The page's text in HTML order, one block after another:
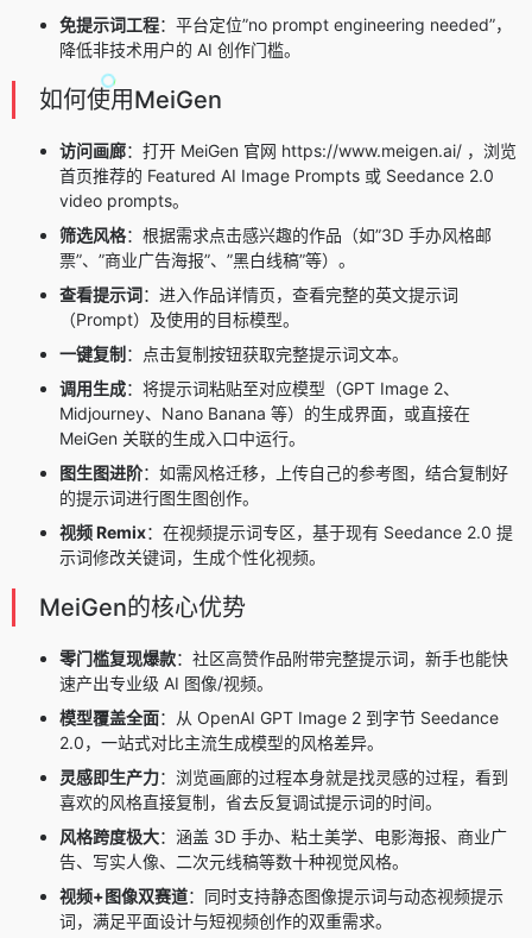
免提示词工程：平台定位”no prompt engineering needed”，
降低非技术用户的 AI 创作门槛。
如何使用MeiGen
访问画廊：打开 MeiGen 官网 https://www.meigen.ai/ ，浏览
首页推荐的 Featured AI Image Prompts 或 Seedance 2.0
video prompts。
筛选风格：根据需求点击感兴趣的作品（如”3D 手办风格邮
票”、”商业广告海报”、”黑白线稿”等）。
查看提示词：进入作品详情页，查看完整的英文提示词
（Prompt）及使用的目标模型。
一键复制 ：点击复制按钮获取完整提示词文本。
调用生成：将提示词粘贴至对应模型（GPT Image 2、
Midjourney、Nano Banana 等）的生成界面，或直接在
MeiGen 关联的生成入口中运行。
图生图进阶：如需风格迁移，上传自己的参考图，结合复制好
的提示词进行图生图创作。
视频 Remix：在视频提示词专区，基于现有 Seedance 2.0 提
示词修改关键词，生成个性化视频。
MeiGen的核心优势
零门槛复现爆款：社区高赞作品附带完整提示词，新手也能快
速产出专业级 AI 图像/视频。
模型覆盖全面：从 OpenAI GPT Image 2 到字节 Seedance
2.0，一站式对比主流生成模型的风格差异。
灵感即生产力：浏览画廊的过程本身就是找灵感的过程，看到
喜欢的风格直接复制，省去反复调试提示词的时间。
风格跨度极大：涵盖 3D 手办、粘土美学、电影海报、商业广
告、写实人像、二次元线稿等数十种视觉风格。
视频+图像双赛道：同时支持静态图像提示词与动态视频提示
词，满足平面设计与短视频创作的双重需求。